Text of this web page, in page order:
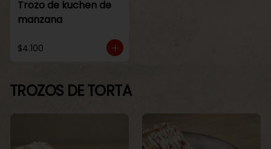
Trozo de kuchen de
manzana
$4.100
TROZOS DE TORTA